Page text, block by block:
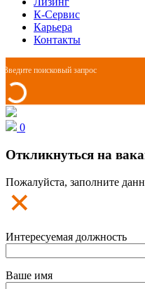
К-Сервис
Карьера
Контакты
0
Откликнуться на
Пожалуйста, заполните
Интересуемая должность
Ваше имя